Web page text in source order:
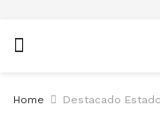
Home Destacado